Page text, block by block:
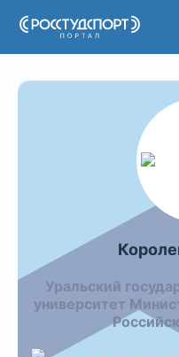
Порталстуденческого
Уральский
университет
Команда